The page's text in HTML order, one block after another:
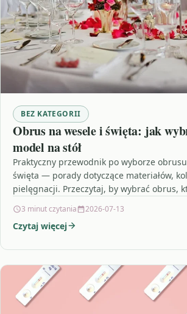
BEZ KATEGORII
Obrus na wesele i święta: jak
model na stół
Praktyczny przewodnik po wyborze
święta — porady dotyczące materiałów,
pielęgnacji. Przeczytaj, by wybrać obrus,
3 minut czytania 2026-07-13
Czytaj więcej